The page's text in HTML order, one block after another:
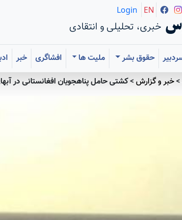
خبری، تحلیلی و انتقادی
Login EN
حقوق بشر ملیت ها افشاگری خبر
>خبر و گزارش>کشتی حامل پناهجویان افغانستانی در